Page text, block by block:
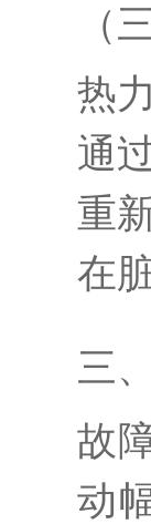
（
热
通
重
在
三
故
动